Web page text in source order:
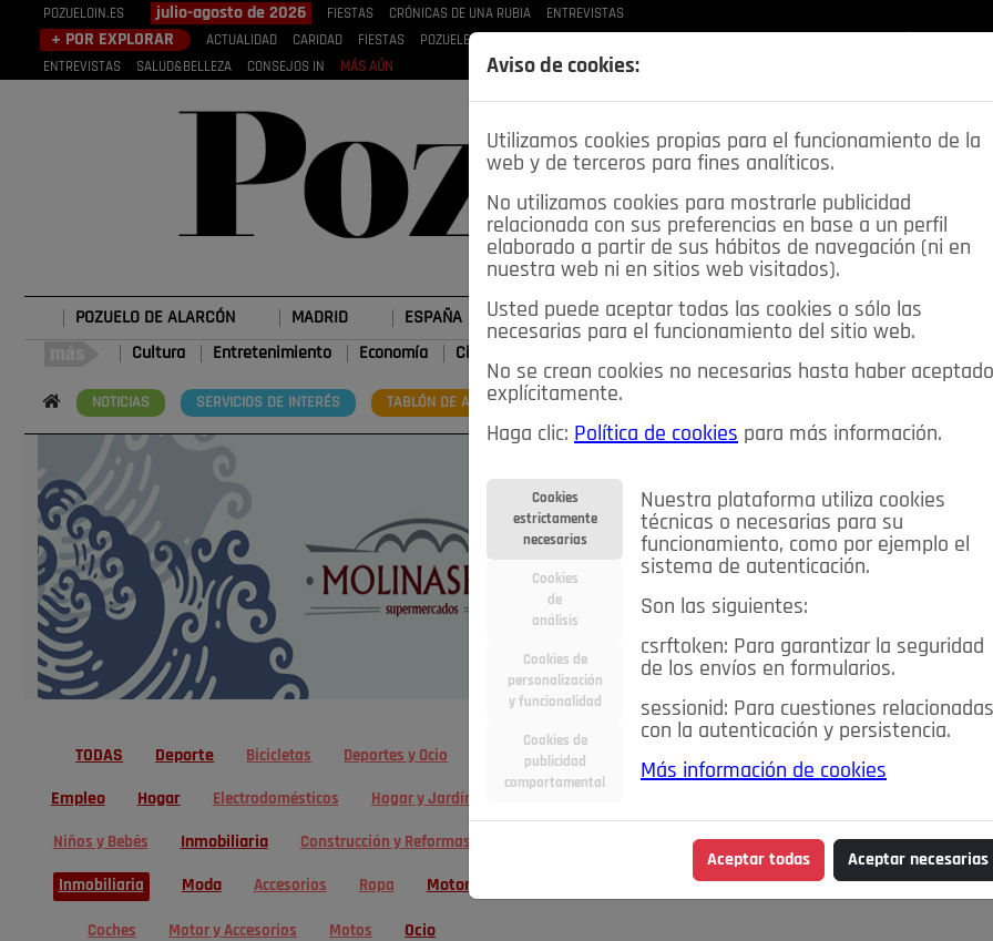
POZUELOIN.ES julio-agosto de 2026 FIESTAS CRÓNICAS DE UNA RUBIA ENTREVISTAS
+ POR EXPLORAR ACTUALIDAD CARIDAD FIESTAS POZUELEROS
ENTREVISTAS
SALUD&BELLEZA CONSEJOS IN MÁS AÚN
POZUELO DE ALARCÓN MADRID ESPAÑA DEPORTES OPINIÓN IN SALUD 🔴 EN DIRECTO
Cultura Entretenimiento Economía Ciencia&Tecnología
NOTICIAS SERVICIOS DE INTERÉS TABLÓN DE ANUNCIOS MIS ANUNCIOS
TODAS Deporte Bicicletas Deportes y Ocio
Empleo Hogar Electrodomésticos Hogar y Jardín
Niños y Bebés Inmobiliaria Construcción y Reformas
Inmobiliaria Moda Accesorios Ropa Motor
Coches Motor y Accesorios Motos Ocio
Aviso de cookies:
Utilizamos cookies propias para el funcionamiento de la
web y de terceros para fines analíticos.
No utilizamos cookies para mostrarle publicidad
relacionada con sus preferencias en base a un perfil
elaborado a partir de sus hábitos de navegación (ni en
nuestra web ni en sitios web visitados).
Usted puede aceptar todas las cookies o sólo las
necesarias para el funcionamiento del sitio web.
No se crean cookies no necesarias hasta haber aceptado
explícitamente.
Haga clic: Política de cookies para más información.
Cookies
estrictamente
necesarias
Cookies
de
análisis
Cookies de
personalización
y funcionalidad
Cookies de
publicidad
comportamental
Nuestra plataforma utiliza cookies
técnicas o necesarias para su
funcionamiento, como por ejemplo el
sistema de autenticación.
Son las siguientes:
csrftoken: Para garantizar la seguridad
de los envíos en formularios.
sessionid: Para cuestiones relacionadas
con la autenticación y persistencia.
Más información de cookies
Aceptar todas Aceptar necesarias